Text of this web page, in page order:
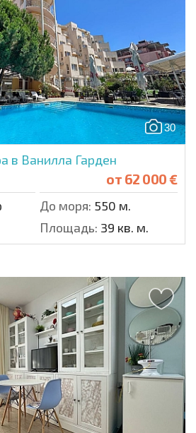
30
в Ванилла Гарден
от 62 000 €
До моря: 550 м.
Площадь: 39 кв. м.